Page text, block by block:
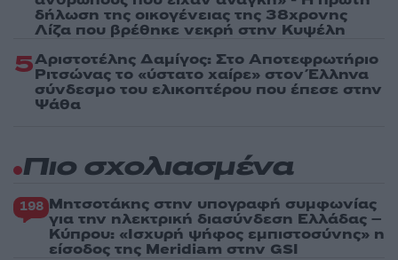
δήλωση της οικογένειας της 38χρονης
Λίζα που βρέθηκε νεκρή στην Κυψέλη
5Αριστοτέλης Δαμίγος: Στο Αποτεφρωτήριο
Ριτσώνας το «ύστατο χαίρε» στον Έλληνα
σύνδεσμο του ελικοπτέρου που έπεσε στην
Ψάθα
Πιο σχολιασμένα
198 Μητσοτάκης στην υπογραφή συμφωνίας
για την ηλεκτρική διασύνδεση Ελλάδας –
Κύπρου: «Ισχυρή ψήφος εμπιστοσύνης» η
είσοδος της Meridiam στην GSI